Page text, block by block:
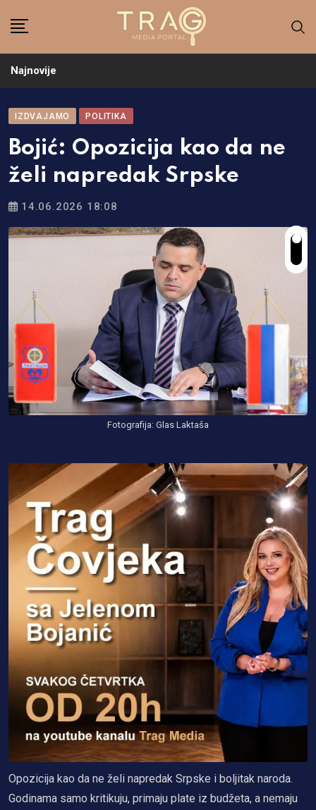
Najnovije
IZDVAJAMO POLITIKA
Bojić: Opozicija kao da ne
želi napredak Srpske
14.06.2026 18:08
Fotografija: Glas Laktaša
Opozicija kao da ne želi napredak Srpske i boljitak naroda.
Godinama samo kritikuju, primaju plate iz budžeta, a nemaju